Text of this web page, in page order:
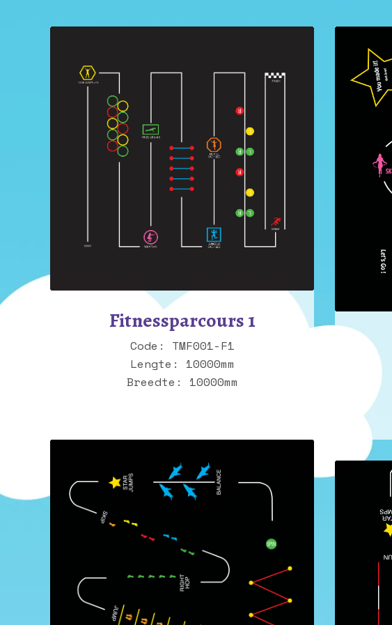
Fitnessparcours 1
Code: TMF001-F1
Lengte: 10000mm
Breedte: 10000mm